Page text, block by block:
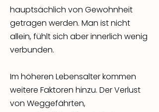
hauptsächlich von Gewohnheit
getragen werden. Man ist nicht
allein, fühlt sich aber innerlich wenig
verbunden.
Im höheren Lebensalter kommen
weitere Faktoren hinzu. Der Verlust
von Weggefährten,